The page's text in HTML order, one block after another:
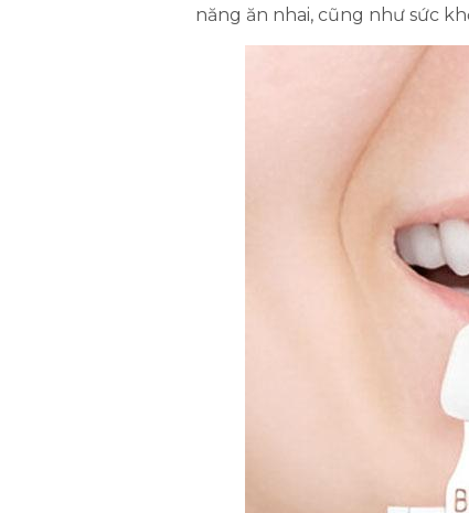
năng ăn nhai, cũng như sức